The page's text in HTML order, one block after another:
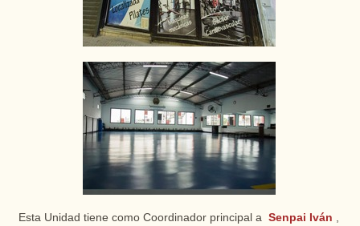
Esta Unidad tiene como Coordinador principal a Senpai Iván ,